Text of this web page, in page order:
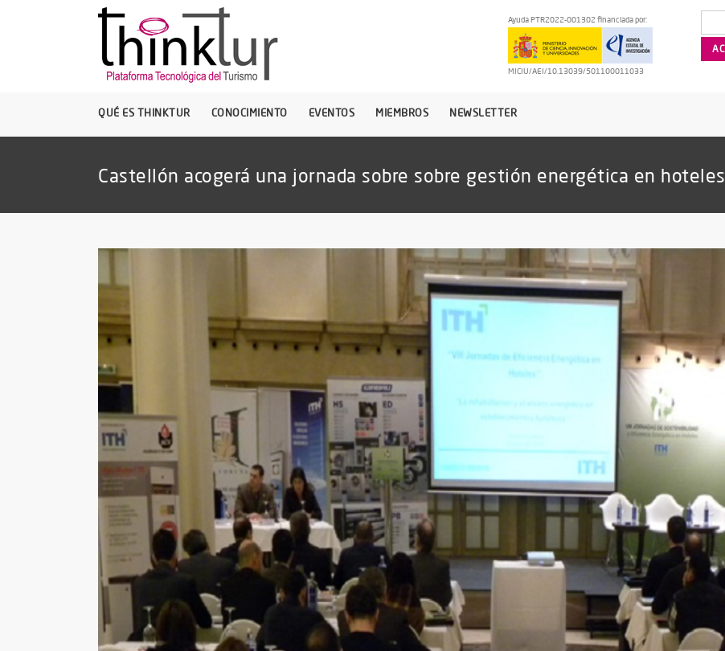
Ayuda PTR2022-001302 financiada por:
MICIU/AEI/10.13039/501100011033
QUÉ ES THINKTUR CONOCIMIENTO EVENTOS MIEMBROS NEWSLETTER
Castellón acogerá una jornada sobre sobre gestión energética en hoteles